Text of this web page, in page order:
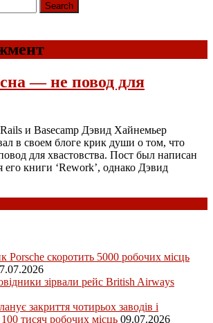
Search
— не повод для
и Basecamp Дэвид Хайнемьер
в своем блоге крик души о том, что
для хвастовства. Пост был написан
его книги ‘Rework’, однако Дэвид
Porsche скоротить 5000 робочих місць
зірвали рейс British Airways
закриття чотирьох заводів і
тисяч робочих місць 09.07.2026